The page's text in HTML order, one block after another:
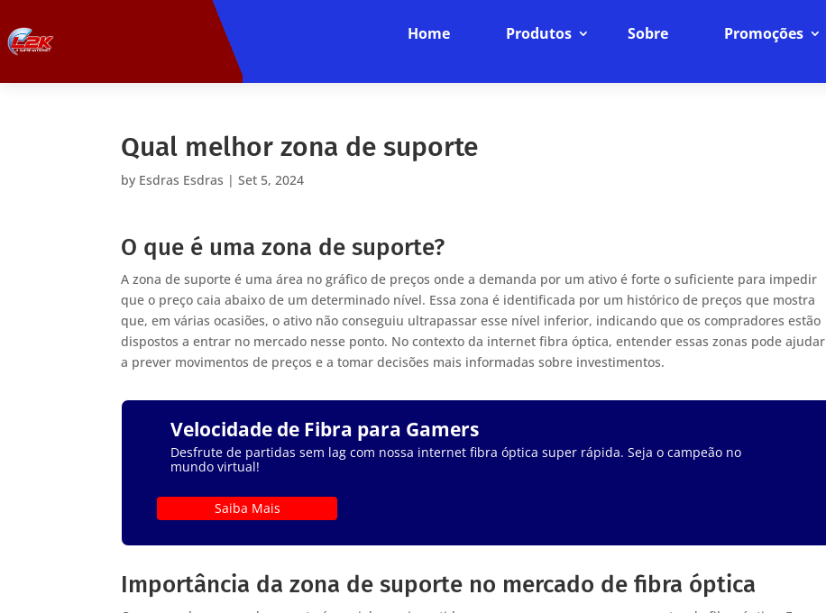
Home Produtos Sobre Promoções
Qual melhor zona de suporte
by Esdras Esdras |Set 5, 2024
O que é uma zona de suporte?
A zona de suporte é uma área no gráfico de preços onde a demanda por um ativo é forte o suficiente para impedir
que o preço caia abaixo de um determinado nível. Essa zona é identificada por um histórico de preços que mostra
que, em várias ocasiões, o ativo não conseguiu ultrapassar esse nível inferior, indicando que os compradores estão
dispostos a entrar no mercado nesse ponto. No contexto da internet fibra óptica, entender essas zonas pode ajudar
a prever movimentos de preços e a tomar decisões mais informadas sobre investimentos.
Velocidade de Fibra para Gamers
Desfrute de partidas sem lag com nossa internet fibra óptica super rápida. Seja o campeão no
mundo virtual!
Saiba Mais
Importância da zona de suporte no mercado de fibra óptica